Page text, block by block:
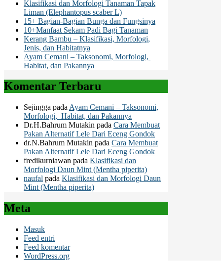
Klasifikasi dan Morfologi Tanaman Tapak
Liman (Elephantopus scaber L)
15+ Bagian-Bagian Bunga dan Fungsinya
10+Manfaat Sekam Padi Bagi Tanaman
Kerang Bambu – Klasifikasi, Morfologi,
Jenis, dan Habitatnya
Ayam Cemani – Taksonomi, Morfologi,
Habitat, dan Pakannya
Komentar Terbaru
Sejingga pada Ayam Cemani – Taksonomi,
Morfologi, Habitat, dan Pakannya
Dr.H.Bahrum Mutakin pada Cara Membuat
Pakan Alternatif Lele Dari Eceng Gondok
dr.N.Bahrum Mutakin pada Cara Membuat
Pakan Alternatif Lele Dari Eceng Gondok
fredikurniawan pada Klasifikasi dan
Morfologi Daun Mint (Mentha piperita)
naufal pada Klasifikasi dan Morfologi Daun
Mint (Mentha piperita)
Meta
Masuk
Feed entri
Feed komentar
WordPress.org